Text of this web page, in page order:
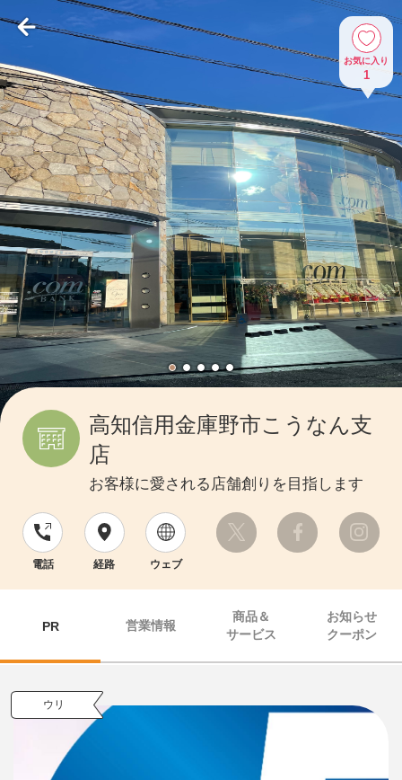
お気に入り
1
高知信用金庫野市こうなん支
店
お客様に愛される店舗創りを目指します
電話 経路 ウェブ
PR 営業情報
商品＆
サービス
お知らせ
クーポン
ウリ